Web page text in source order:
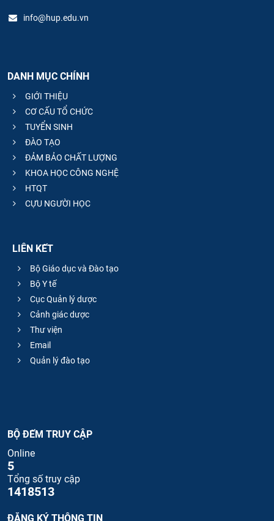
info@hup.edu.vn
DANH MỤC CHÍNH
GIỚI THIỆU
CƠ CẤU TỔ CHỨC
TUYỂN SINH
ĐÀO TẠO
ĐẢM BẢO CHẤT LƯỢNG
KHOA HỌC CÔNG NGHỆ
HTQT
CỰU NGƯỜI HỌC
LIÊN KẾT
Bộ Giáo dục và Đào tạo
Bộ Y tế
Cục Quản lý dược
Cảnh giác dược
Thư viện
Email
Quản lý đào tạo
BỘ ĐẾM TRUY CẬP
Online
5
Tổng số truy cập
1418513
ĐĂNG KÝ THÔNG TIN